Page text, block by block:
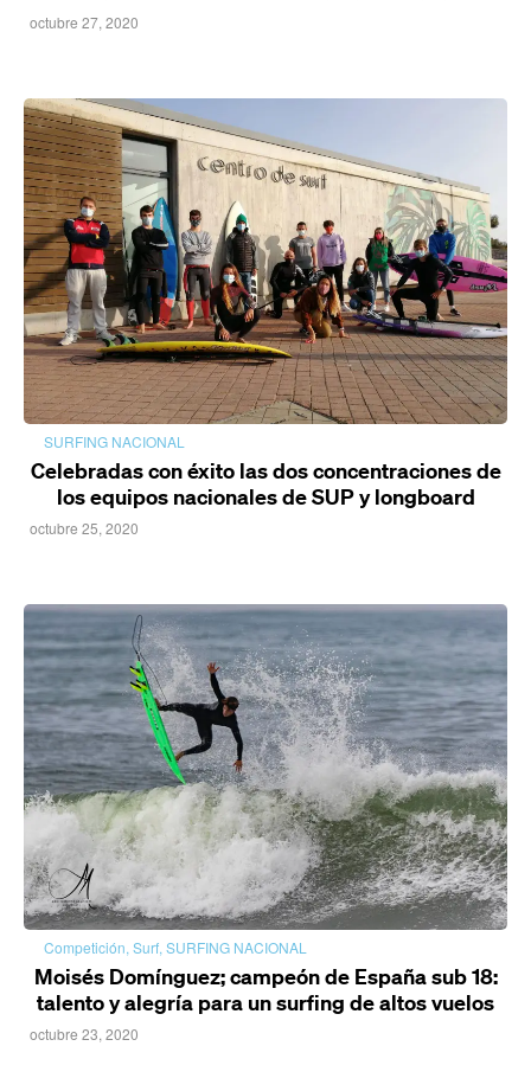
octubre 27, 2020
SURFING NACIONAL
Celebradas con éxito las dos concentraciones de
los equipos nacionales de SUP y longboard
octubre 25, 2020
Competición, Surf, SURFING NACIONAL
Moisés Domínguez; campeón de España sub 18:
talento y alegría para un surfing de altos vuelos
octubre 23, 2020